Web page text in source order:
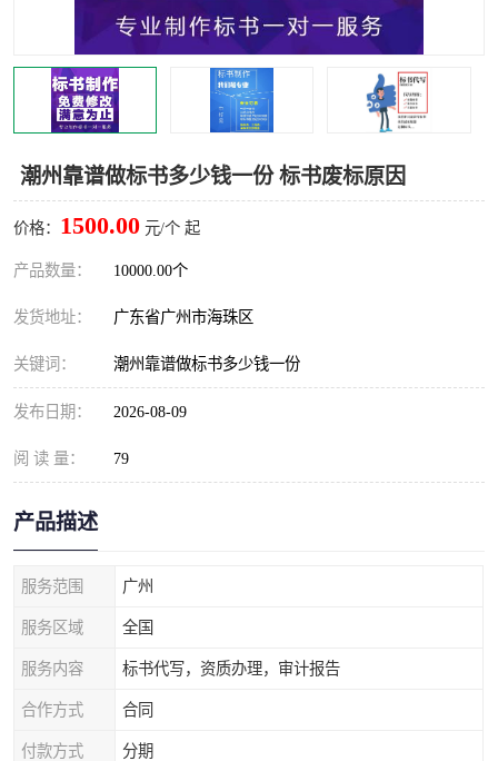
潮州靠谱做标书多少钱一份 标书废标原因
价格： 1500.00 元/个 起
产品数量： 10000.00个
发货地址： 广东省广州市海珠区
关键词： 潮州靠谱做标书多少钱一份
发布日期： 2026-08-09
阅 读 量： 79
产品描述
服务范围 广州
服务区域 全国
服务内容 标书代写，资质办理，审计报告
合作方式 合同
付款方式 分期